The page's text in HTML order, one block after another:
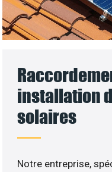
installation
solaires
Notre entreprise,